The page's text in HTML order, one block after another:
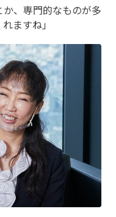
か、専門的なものが多
ますね」